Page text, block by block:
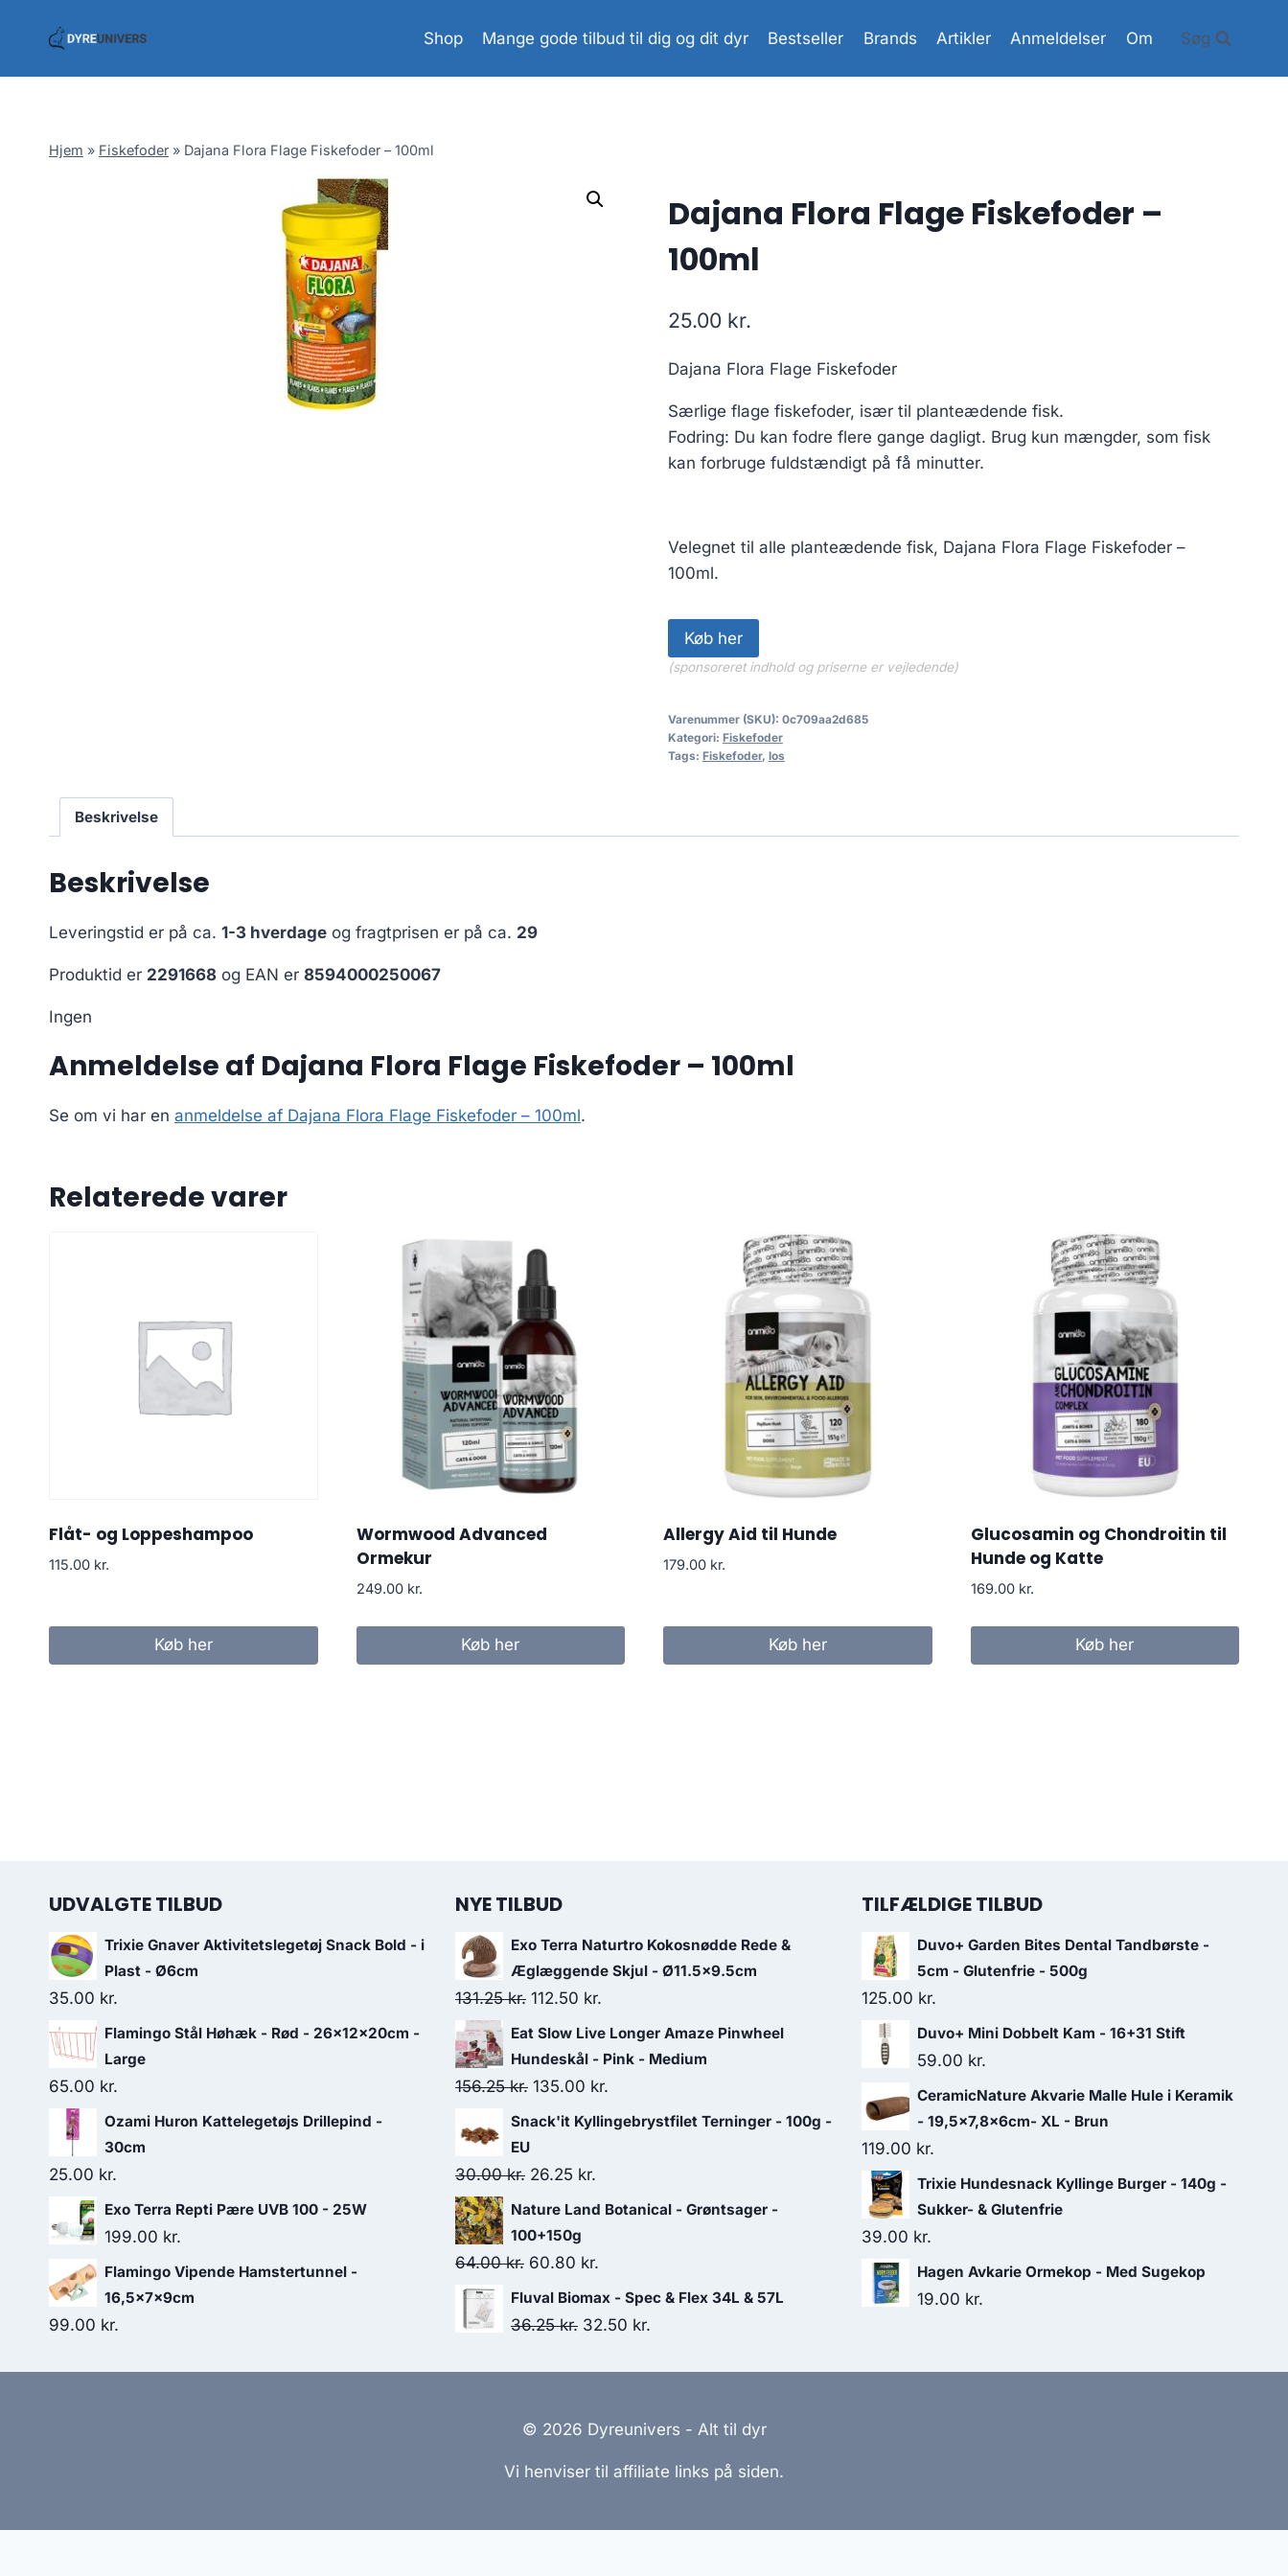
Shop Mange gode tilbud til dig og dit dyr Bestseller Brands Artikler Anmeldelser Om Søg
Hjem » Fiskefoder » Dajana Flora Flage Fiskefoder – 100ml
Dajana Flora Flage Fiskefoder –
100ml
25.00 kr.
Dajana Flora Flage Fiskefoder
Særlige flage fiskefoder, især til planteædende fisk.
Fodring: Du kan fodre flere gange dagligt. Brug kun mængder, som fisk
kan forbruge fuldstændigt på få minutter.
Velegnet til alle planteædende fisk, Dajana Flora Flage Fiskefoder –
100ml.
Køb her
(sponsoreret indhold og priserne er vejledende)
Varenummer (SKU): 0c709aa2d685
Kategori: Fiskefoder
Tags: Fiskefoder, los
Beskrivelse
Beskrivelse
Leveringstid er på ca. 1-3 hverdage og fragtprisen er på ca. 29
Produktid er 2291668 og EAN er 8594000250067
Ingen
Anmeldelse af Dajana Flora Flage Fiskefoder – 100ml
Se om vi har en anmeldelse af Dajana Flora Flage Fiskefoder – 100ml.
Relaterede varer
Flåt- og Loppeshampoo
115.00 kr.
Køb her
Wormwood Advanced
Ormekur
249.00 kr.
Køb her
Allergy Aid til Hunde
179.00 kr.
Køb her
Glucosamin og Chondroitin til
Hunde og Katte
169.00 kr.
Køb her
UDVALGTE TILBUD
Trixie Gnaver Aktivitetslegetøj Snack Bold - i
Plast - Ø6cm
35.00 kr.
Flamingo Stål Høhæk - Rød - 26x12x20cm -
Large
65.00 kr.
Ozami Huron Kattelegetøjs Drillepind -
30cm
25.00 kr.
Exo Terra Repti Pære UVB 100 - 25W
199.00 kr.
Flamingo Vipende Hamstertunnel -
16,5x7x9cm
99.00 kr.
NYE TILBUD
Exo Terra Naturtro Kokosnødde Rede &
Æglæggende Skjul - Ø11.5x9.5cm
131.25kr. Den
oprindelige
pris
var:
131.25 kr..
112.50 kr.
aktuelle
pris
er:
112.50 kr..
Eat Slow Live Longer Amaze Pinwheel
Hundeskål - Pink - Medium
156.25kr. Den
oprindelige
var:
156.25 kr..
135.00 kr.
aktuelle
135.00 kr..
Snack'it Kyllingebrystfilet Terninger - 100g -
EU
30.00kr. Den
oprindelige
pris
var:
30.00 kr..
26.25 kr.
aktuelle
26.25 kr..
Nature Land Botanical - Grøntsager -
100+150g
64.00kr. Den
oprindelige
pris
64.00 kr..
60.80 kr.
aktuelle
pris
60.80 kr..
Fluval Biomax - Spec & Flex 34L & 57L
36.25kr. Den
36.25 kr..
32.50 kr.
32.50 kr..
TILFÆLDIGE TILBUD
Duvo+ Garden Bites Dental Tandbørste -
5cm - Glutenfrie - 500g
125.00 kr.
Duvo+ Mini Dobbelt Kam - 16+31 Stift
59.00 kr.
CeramicNature Akvarie Malle Hule i Keramik
- 19,5x7,8x6cm- XL - Brun
119.00 kr.
Trixie Hundesnack Kyllinge Burger - 140g -
Sukker- & Glutenfrie
39.00 kr.
Hagen Avkarie Ormekop - Med Sugekop
19.00 kr.
© 2026 Dyreunivers - Alt til dyr
Vi henviser til affiliate links på siden.